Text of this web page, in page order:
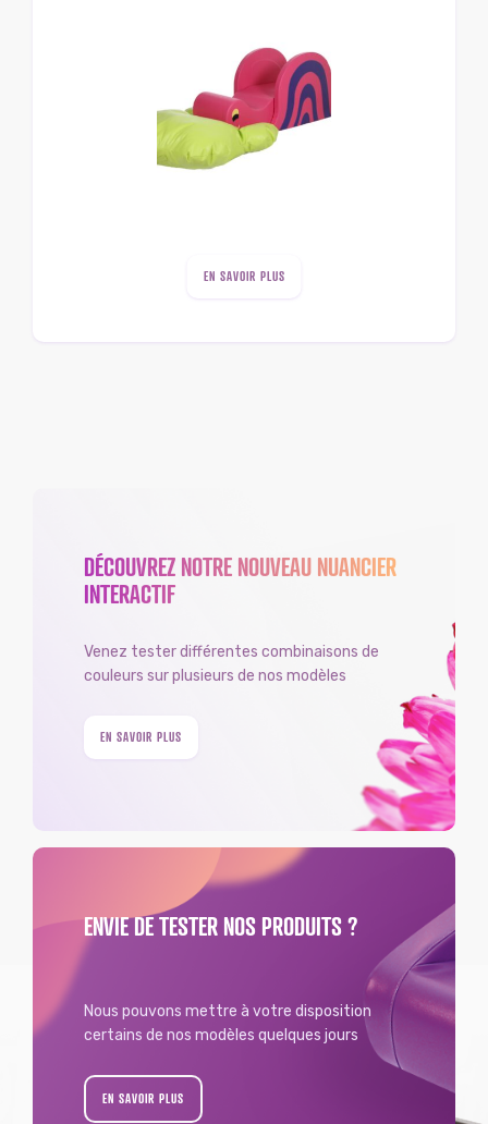
EN SAVOIR PLUS
DÉCOUVREZ NOTRE NOUVEAU NUANCIER
INTERACTIF
Venez tester différentes combinaisons de
couleurs sur plusieurs de nos modèles
EN SAVOIR PLUS
ENVIE DE TESTER NOS PRODUITS ?
Nous pouvons mettre à votre disposition
certains de nos modèles quelques jours
EN SAVOIR PLUS